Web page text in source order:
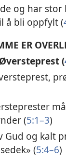
og har
å bli oppfylt (
ER
(
(5:1–3)
og kalt
(5:4–6)